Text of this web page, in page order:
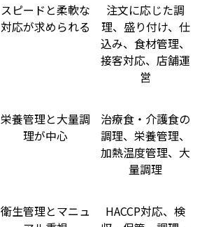
スピードと柔軟な
対応が求められる
注文に応じた調
理、盛り付け、仕
込み、食材管理、
接客対応、店舗運
営
栄養管理と大量調
理が中心
治療食・介護食の
調理、栄養管理、
加熱温度管理、大
量調理
衛生管理とマニュ
HACCP対応、検